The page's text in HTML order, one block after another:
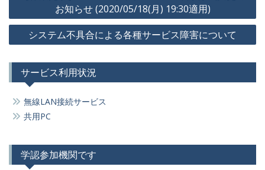
ナ
ビ
ョ
お知らせ (2020/05/18(月) 19:30適用)
システム不具合による各種サービス障害について
サービス利用状況
無線LAN接続サービス
共用PC
学認参加機関です